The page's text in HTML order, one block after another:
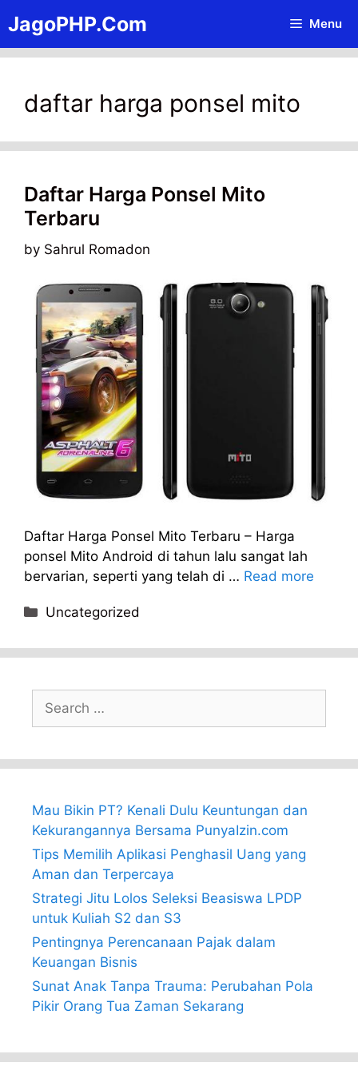
to
content
JagoPHP.Com Menu
daftar harga ponsel mito
Daftar Harga Ponsel Mito
Terbaru
by Sahrul Romadon
Daftar Harga Ponsel Mito Terbaru – Harga
ponsel Mito Android di tahun lalu sangat lah
bervarian, seperti yang telah di … Read more
Categories
Uncategorized
Search
for:
Mau Bikin PT? Kenali Dulu Keuntungan dan
Kekurangannya Bersama PunyaIzin.com
Tips Memilih Aplikasi Penghasil Uang yang
Aman dan Terpercaya
Strategi Jitu Lolos Seleksi Beasiswa LPDP
untuk Kuliah S2 dan S3
Pentingnya Perencanaan Pajak dalam
Keuangan Bisnis
Sunat Anak Tanpa Trauma: Perubahan Pola
Pikir Orang Tua Zaman Sekarang